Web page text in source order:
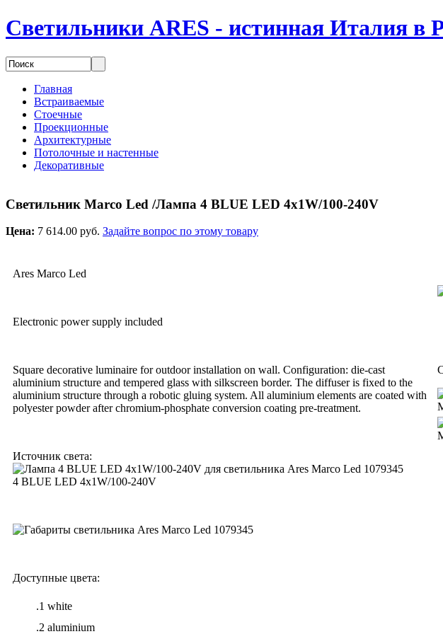
Светильники ARES - истинная Италия в
Главная
Встраиваемые
Стоечные
Проекционные
Архитектурные
Потолочные и настенные
Декоративные
Светильник Marco Led /Лампа 4 BLUE LED 4x1W/100-240V
Цена: 7 614.00 руб. Задайте вопрос по этому товару
Ares Marco Led
Electronic power supply included
Square decorative luminaire for outdoor installation on wall. Configuration: die-cast
aluminium structure and tempered glass with silkscreen border. The diffuser is fixed to the
aluminium structure through a robotic gluing system. All aluminium elements are coated with
polyester powder after chromium-phosphate conversion coating pre-treatment.
Источник света:
4 BLUE LED 4x1W/100-240V
Доступные цвета:
.1 white
.2 aluminium